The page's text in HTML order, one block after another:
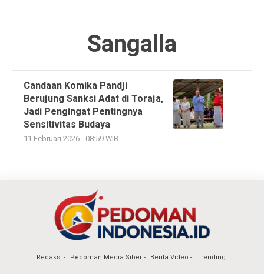
Sangalla
Candaan Komika Pandji
Berujung Sanksi Adat di Toraja,
Jadi Pengingat Pentingnya
Sensitivitas Budaya
11 Februari 2026 - 08:59 WIB
Redaksi Pedoman Media Siber Berita Video Trending